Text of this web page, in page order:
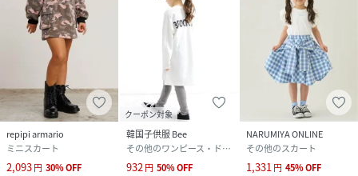
repipi armario
ミニスカート
2,093円 30%OFF
クーポン対象
韓国子供服 Bee
その他のワンピース・ドレス
932 円 50%OFF
NARUMIYA ONLINE
その他のスカート
1,331 円 45%OFF